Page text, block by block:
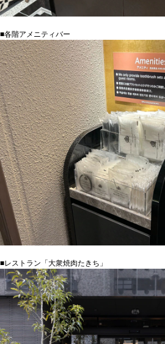
■各階アメニティバー
■レストラン「大衆焼肉たきち」